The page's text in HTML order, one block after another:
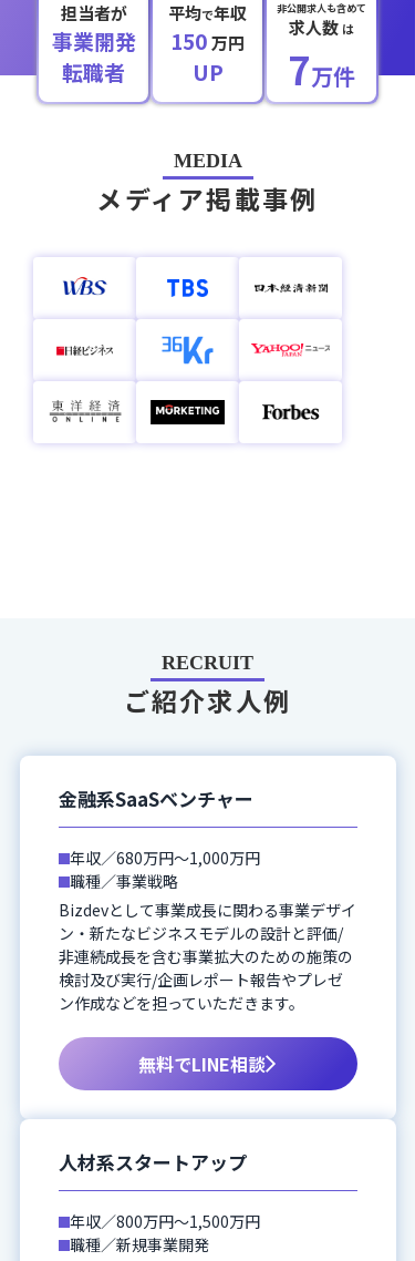
担当者が
事業開発
転職者
平均で年収
150万円
UP
非公開求人も含めて
求人数 は
7万件
MEDIA
メディア掲載事例
RECRUIT
ご紹介求人例
金融系SaaSベンチャー
年収／680万円～1,000万円
職種／事業戦略
Bizdevとして事業成長に関わる事業デザイ
ン・新たなビジネスモデルの設計と評価/
非連続成長を含む事業拡大のための施策の
検討及び実行/企画レポート報告やプレゼ
ン作成などを担っていただきます。
無料でLINE相談
人材系スタートアップ
年収／800万円～1,500万円
職種／新規事業開発